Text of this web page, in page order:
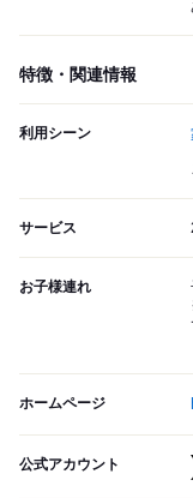
特徴・関連情報
利用シーン
サービス
お子様連れ
ホームページ
公式アカウント